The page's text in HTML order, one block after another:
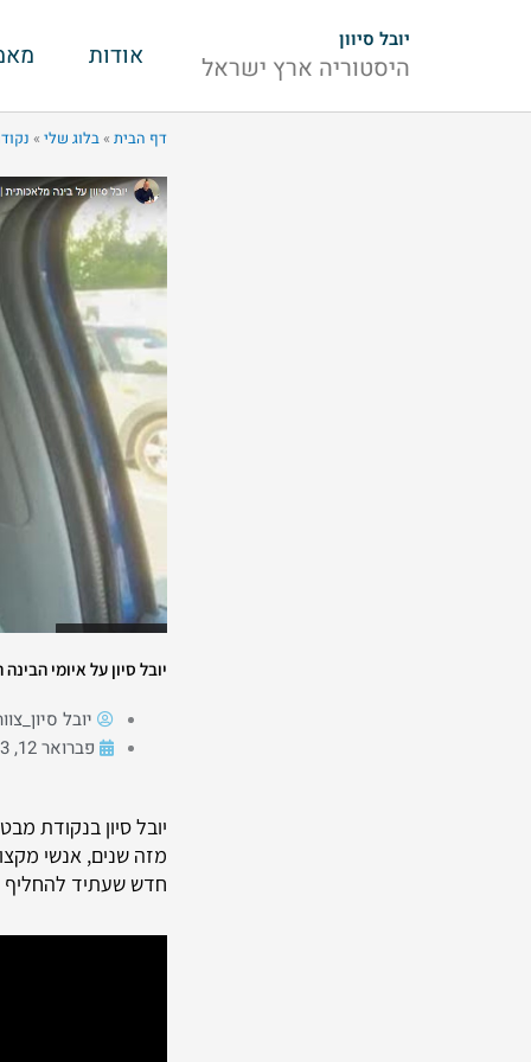
יובל סיוון
היסטוריה ארץ ישראל אודות
דף הבית »בלוג שלי »
יובל סיון על איומי
יובל
פברואר 12, 2023
יובל סיון בנקודת
מזה שנים, אנשי
חדש שעתיד